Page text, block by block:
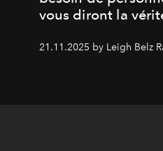
vous diront la
21.11.2025 by Leigh Belz